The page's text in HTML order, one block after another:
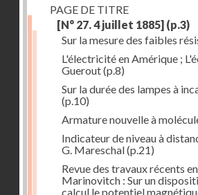
PAGE DE TITRE
[N° 27. 4 juillet 1885] (p.3)
Sur la mesure des faibles
L'électricité en Amérique ;
Guerout(p.8)
Sur la durée des lampes à
(p.10)
Armature nouvelle à
Indicateur de niveau à
G. Mareschal(p.21)
Revue des travaux récents
Marinovitch : Sur un
calcul le potentiel